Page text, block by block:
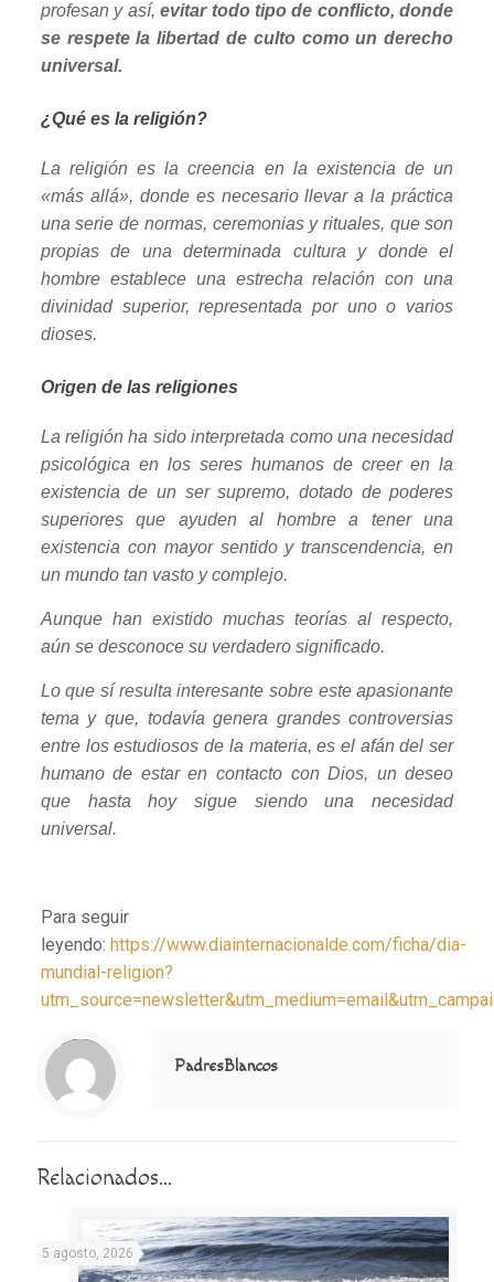
profesan y así,evitar todo tipo de conflicto, donde
se respete la libertad de culto como un derecho
universal.
¿Qué es la religión?
La religión es la creencia en la existencia de un
«más allá», donde es necesario llevar a la práctica
una serie de normas, ceremonias y rituales, que son
propias de una determinada cultura y donde el
hombre establece una estrecha relación con una
divinidad superior, representada por uno o varios
dioses.
Origen de las religiones
La religión ha sido interpretada como una necesidad
psicológica en los seres humanos de creer en la
existencia de un ser supremo, dotado de poderes
superiores que ayuden al hombre a tener una
existencia con mayor sentido y transcendencia, en
un mundo tan vasto y complejo.
Aunque han existido muchas teorías al respecto,
aún se desconoce su verdadero significado.
Lo que sí resulta interesante sobre este apasionante
tema y que, todavía genera grandes controversias
entre los estudiosos de la materia, es el afán del ser
humano de estar en contacto con Dios, un deseo
que hasta hoy sigue siendo una necesidad
universal.
Para seguir
leyendo: https://www.diainternacionalde.com/ficha/dia-
mundial-religion?
Notice
: Trying to access array offset on value of type null in
/home/misioner/public_html/padresblancos/themes/betheme/includes/content-single.php
on line
286
PadresBlancos
Relacionados...
5 agosto, 2026